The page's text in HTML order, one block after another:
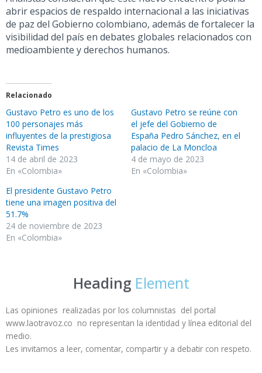
abrir espacios de respaldo internacional a las iniciativas
de paz del Gobierno colombiano, además de fortalecer la
visibilidad del país en debates globales relacionados con
medioambiente y derechos humanos.
Relacionado
Gustavo Petro es uno de los
100 personajes más
influyentes de la prestigiosa
Revista Times
14 de abril de 2023
En «Colombia»
Gustavo Petro se reúne con
el jefe del Gobierno de
España Pedro Sánchez, en el
palacio de La Moncloa
4 de mayo de 2023
En «Colombia»
El presidente Gustavo Petro
tiene una imagen positiva del
51.7%
24 de noviembre de 2023
En «Colombia»
Heading Element
Las opiniones realizadas por los columnistas del portal
www.laotravoz.co no representan la identidad y línea editorial del
medio.
Les invitamos a leer, comentar, compartir y a debatir con respeto.